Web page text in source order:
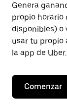
Genera
propio horario
disponibles) o
usar tu propio
la app de Uber.
Comenzar